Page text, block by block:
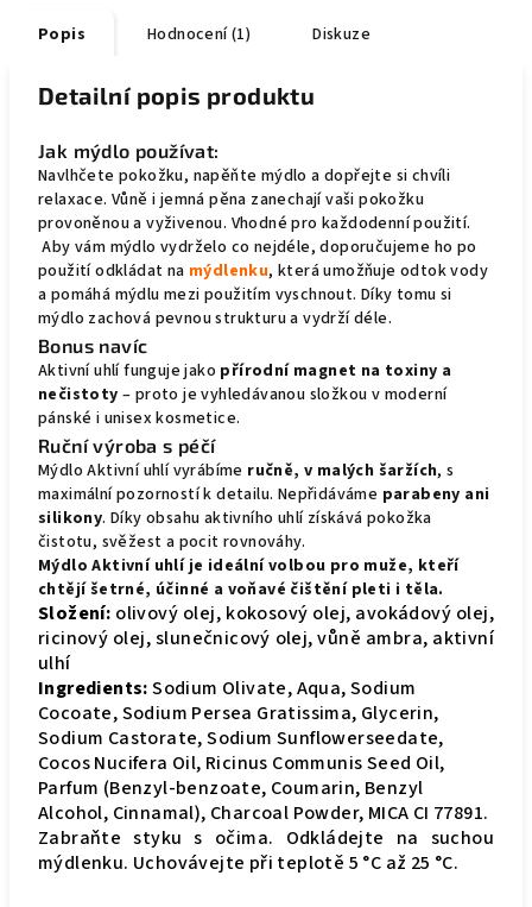
Popis Hodnocení (1) Diskuze
Detailní popis produktu
Jak mýdlo používat:
Navlhčete pokožku, napěňte mýdlo a dopřejte si chvíli
relaxace. Vůně i jemná pěna zanechají vaši pokožku
provoněnou a vyživenou. Vhodné pro každodenní použití.
Aby vám mýdlo vydrželo co nejdéle, doporučujeme ho po
použití odkládat na mýdlenku, která umožňuje odtok vody
a pomáhá mýdlu mezi použitím vyschnout. Díky tomu si
mýdlo zachová pevnou strukturu a vydrží déle.
Bonus navíc
Aktivní uhlí funguje jako přírodní magnet na toxiny a
nečistoty – proto je vyhledávanou složkou v moderní
pánské i unisex kosmetice.
Ruční výroba s péčí
Mýdlo Aktivní uhlí vyrábíme ručně, v malých šaržích, s
maximální pozorností k detailu. Nepřidáváme parabeny ani
silikony. Díky obsahu aktivního uhlí získává pokožka
čistotu, svěžest a pocit rovnováhy.
Mýdlo Aktivní uhlí je ideální volbou pro muže, kteří
chtějí šetrné, účinné a voňavé čištění pleti i těla.
Složení: olivový olej, kokosový olej, avokádový olej,
ricinový olej, slunečnicový olej, vůně ambra, aktivní
ulhí
Ingredients:Sodium Olivate, Aqua, Sodium
Cocoate, Sodium Persea Gratissima, Glycerin,
Sodium Castorate, Sodium Sunflowerseedate,
Cocos Nucifera Oil, Ricinus Communis Seed Oil,
Parfum (Benzyl-benzoate, Coumarin, Benzyl
Alcohol, Cinnamal), Charcoal Powder, MICA CI 77891.
Zabraňte styku s očima. Odkládejte na suchou
mýdlenku. Uchovávejte při teplotě 5 °C až 25 °C.